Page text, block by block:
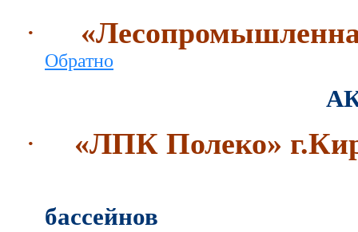
·
Обратно
АКЗ дымовых
· «ЛПК Полеко»
бассейнов